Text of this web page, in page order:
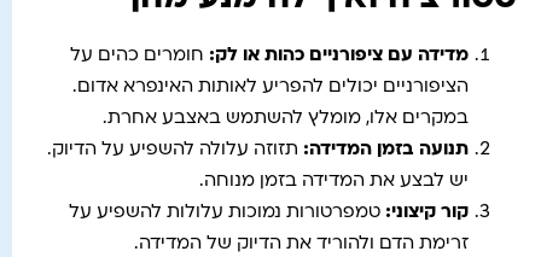
מדידה עם ציפורניים כהות או לק: חומרים כהים על
הציפורניים יכולים להפריע לאותות האינפרא אדום.
במקרים אלו, מומלץ להשתמש באצבע אחרת.
תנועה בזמן המדידה: תזוזה עלולה להשפיע על הדיוק.
יש לבצע את המדידה בזמן מנוחה.
קור קיצוני: טמפרטורות נמוכות עלולות להשפיע על
זרימת הדם ולהוריד את הדיוק של המדידה.